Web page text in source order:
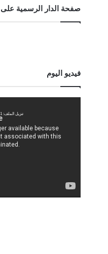
صفحة الدار الرسمية
فيديو اليوم
تنزيل الملف: https://www.youtube.com/watch?v=FJdj7tk_7jI&_=1